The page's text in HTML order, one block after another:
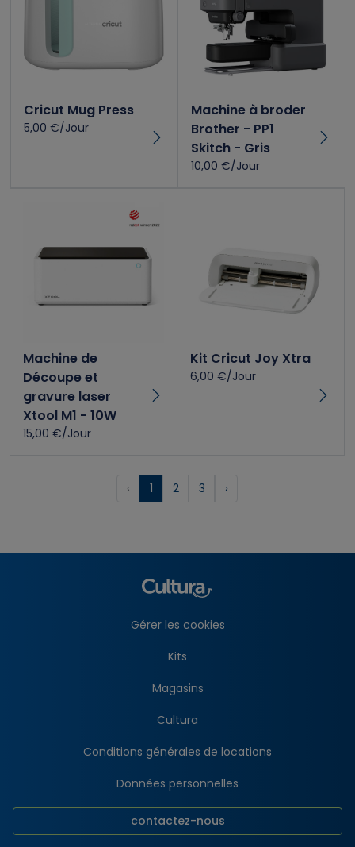
Cricut Mug Press
5,00 €/Jour
Machine à broder
Brother - PP1
Skitch - Gris
10,00 €/Jour
Machine de
Découpe et
gravure laser
Xtool M1 - 10W
15,00 €/Jour
Kit Cricut Joy Xtra
6,00 €/Jour
‹ 1 2 3 ›
Gérer les cookies
Kits
Magasins
Cultura
Conditions générales de locations
Données personnelles
contactez-nous